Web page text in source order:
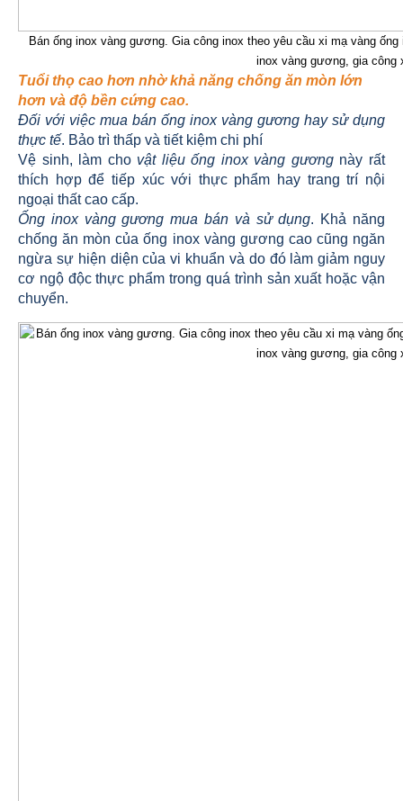
Bán ống inox vàng gương. Gia công inox theo yêu cầu xi mạ vàng
inox vàng gương, gia công
Tuổi thọ cao hơn nhờ khả năng chống ăn mòn lớn
hơn và độ bền cứng cao.
Đối với việc mua bán ống inox vàng gương hay sử dụng
thực tế. Bảo trì thấp và tiết kiệm chi phí
Vệ sinh, làm cho vật liệu ống inox vàng gươngnày rất
thích hợp để tiếp xúc với thực phẩm hay trang trí nội
ngoại thất cao cấp.
Ống inox vàng gương mua bán và sử dụng. Khả năng
chống ăn mòn của ống inox vàng gương cao cũng ngăn
ngừa sự hiện diện của vi khuẩn và do đó làm giảm nguy
cơ ngộ độc thực phẩm trong quá trình sản xuất hoặc vận
chuyển.